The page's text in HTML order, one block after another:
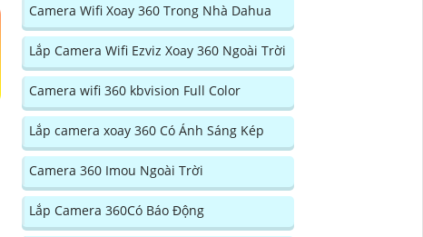
Camera Wifi Xoay 360 Trong Nhà Dahua
Lắp Camera Wifi Ezviz Xoay 360 Ngoài Trời
Camera wifi 360 kbvision Full Color
Lắp camera xoay 360 Có Ánh Sáng Kép
Camera 360 Imou Ngoài Trời
Lắp Camera 360Có Báo Động